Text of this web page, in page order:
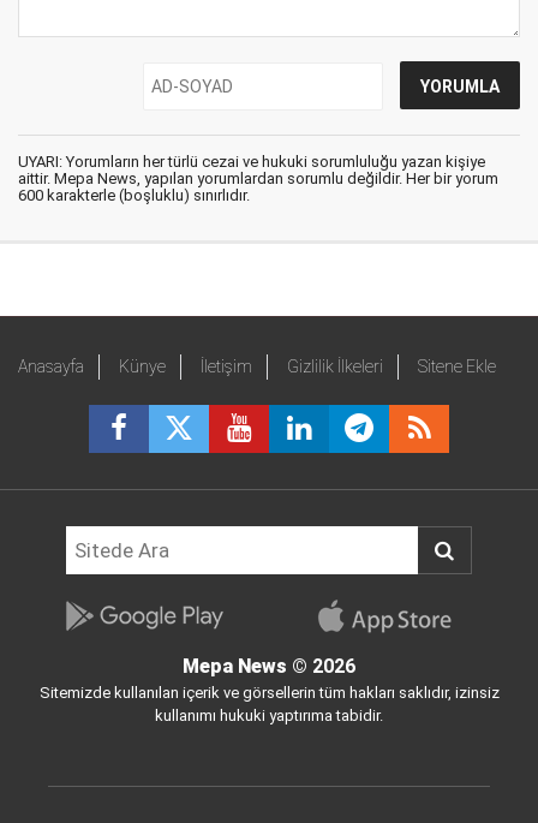
UYARI: Yorumların her türlü cezai ve hukuki sorumluluğu yazan kişiye
aittir. Mepa News, yapılan yorumlardan sorumlu değildir. Her bir yorum
600 karakterle (boşluklu) sınırlıdır.
Anasayfa Künye İletişim Gizlilik İlkeleri Sitene Ekle
Mepa News © 2026
Sitemizde kullanılan içerik ve görsellerin tüm hakları saklıdır, izinsiz
kullanımı hukuki yaptırıma tabidir.